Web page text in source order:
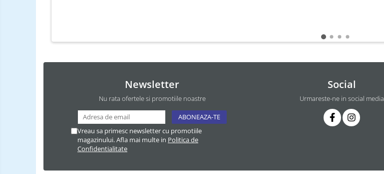
Newsletter
Nu rata ofertele si promotiile noastre
Vreau sa primesc newsletter cu promotiile
magazinului. Afla mai multe in Politica de
Confidentialitate
Social
Urmareste-ne in social media